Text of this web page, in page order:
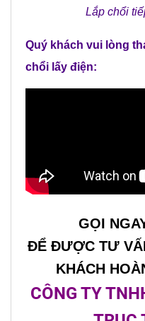
Lắp chổi
Quý khách vui lòng
chổi lấy điện:
GỌI
ĐỂ ĐƯỢC TƯ
KHÁCH
CÔNG TY